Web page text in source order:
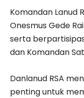
Komandan Lanud
Onesmus Gede Rai
serta
dan Komandan
Danlanud RSA
penting untuk